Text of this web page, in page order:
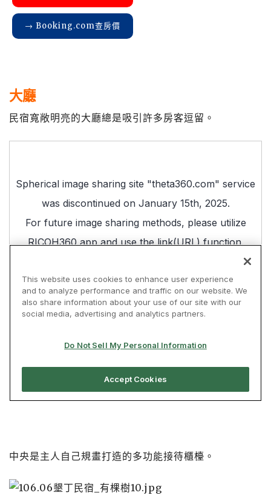
→ Booking.com查房價
大廳
民宿寬敞明亮的大廳總是吸引許多房客逗留。
中央是主人自己規畫打造的多功能接待櫃檯。